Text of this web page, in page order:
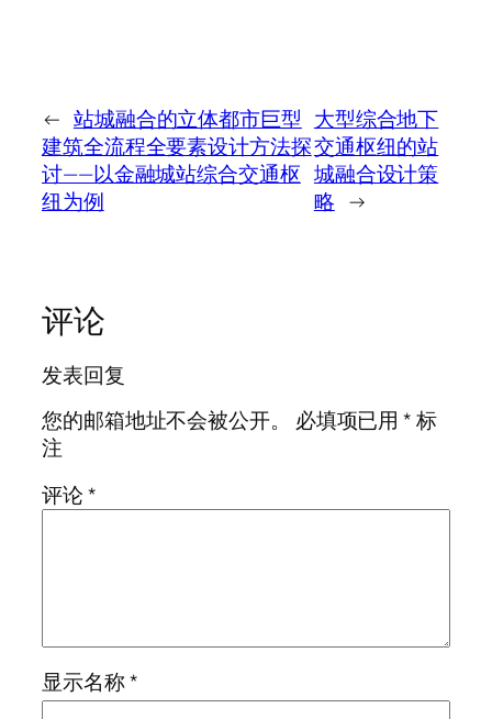
← 站城融合的立体都市巨型
建筑全流程全要素设计方法探
讨——以金融城站综合交通枢
纽为例
大型综合地下
交通枢纽的站
城融合设计策
略 →
评论
发表回复
您的邮箱地址不会被公开。
必填项已用*标
注
评论*
显示名称*